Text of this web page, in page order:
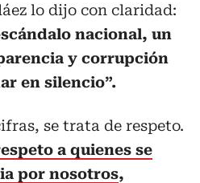
lo dijo con claridad:
nacional, un
y corrupción
en silencio”.
se trata de respeto.
a quienes se
por nosotros,